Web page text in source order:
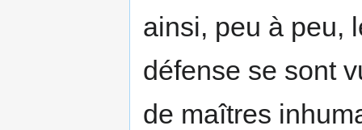
ainsi, peu à peu,
défense se sont
de maîtres